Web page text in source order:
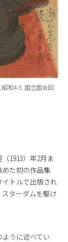
和4-5. 国立国会図
1913）年2月ま
た初の作品集
トルで出版され
ターダムを駆け
うに述べてい